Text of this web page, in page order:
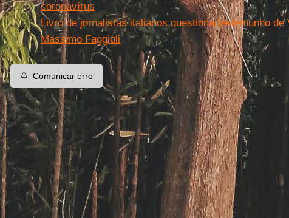
coronavírus
Livro de jornalistas italianos questiona testemunho de
Massimo Faggioli
⚠️ Comunicar erro